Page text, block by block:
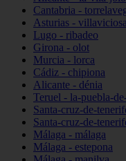
Cantabria -
Asturias - villaviciosa
Lugo - ribadeo
Girona - olot
Murcia - lorca
Cádiz - chipiona
Alicante - dénia
Teruel - la-puebla-
Santa-cruz-de-
Santa-cruz-de-
Málaga - málaga
Málaga - estepona